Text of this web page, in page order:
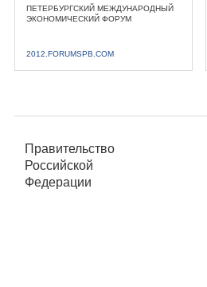
ПЕТЕРБУРГСКИЙ МЕЖДУНАРОДНЫЙ
ЭКОНОМИЧЕСКИЙ ФОРУМ
2012.FORUMSPB.COM
Правительство
Российской
Федерации